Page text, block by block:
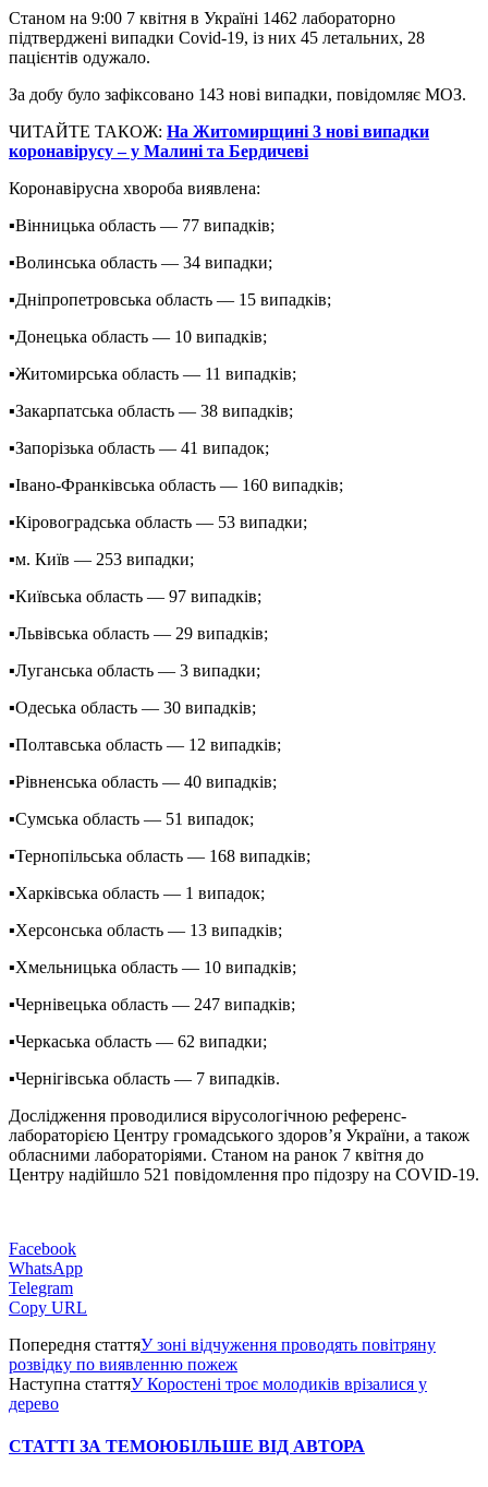
Cтаном на 9:00 7 квітня в Україні 1462 лабораторно
підтверджені випадки Covid-19, із них 45 летальних, 28
пацієнтів одужало.
За добу було зафіксовано 143 нові випадки, повідомляє МОЗ.
ЧИТАЙТЕ ТАКОЖ: На Житомирщині 3 нові випадки
коронавірусу – у Малині та Бердичеві
Коронавірусна хвороба виявлена:
▪️Вінницька область — 77 випадків;
▪️Волинська область — 34 випадки;
▪️Дніпропетровська область — 15 випадків;
▪️Донецька область — 10 випадків;
▪️Житомирська область — 11 випадків;
▪️Закарпатська область — 38 випадків;
▪️Запорізька область — 41 випадок;
▪️Івано-Франківська область — 160 випадків;
▪️Кіровоградська область — 53 випадки;
▪️м. Київ — 253 випадки;
▪️Київська область — 97 випадків;
▪️Львівська область — 29 випадків;
▪️Луганська область — 3 випадки;
▪️Одеська область — 30 випадків;
▪️Полтавська область — 12 випадків;
▪️Рівненська область — 40 випадків;
▪️Сумська область — 51 випадок;
▪️Тернопільська область — 168 випадків;
▪️Харківська область — 1 випадок;
▪️Херсонська область — 13 випадків;
▪️Хмельницька область — 10 випадків;
▪️Чернівецька область — 247 випадків;
▪️Черкаська область — 62 випадки;
▪️Чернігівська область — 7 випадків.
Дослідження проводилися вірусологічною референс-
лабораторією Центру громадського здоров’я України, а також
обласними лабораторіями. Станом на ранок 7 квітня до
Центру надійшло 521 повідомлення про підозру на COVID-19.
Facebook
WhatsApp
Telegram
Copy URL
Попередня статтяУ зоні відчуження проводять повітряну
розвідку по виявленню пожеж
Наступна статтяУ Коростені троє молодиків врізалися у
дерево
СТАТТІ ЗА ТЕМОЮБІЛЬШЕ ВІД АВТОРА